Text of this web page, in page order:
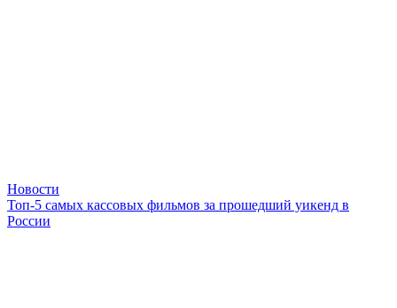
Новости
Топ-5 самых кассовых фильмов за прошедший уикенд в
России